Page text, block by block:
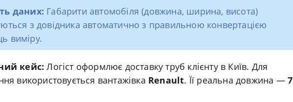
даних: Габарити автомобіля (довжина, ширина, висота)
з довідника автоматично з правильною конвертацією
виміру.
кейс: Логіст оформлює доставку труб клієнту в Київ. Для
використовується вантажівка Renault. Її реальна довжина —7